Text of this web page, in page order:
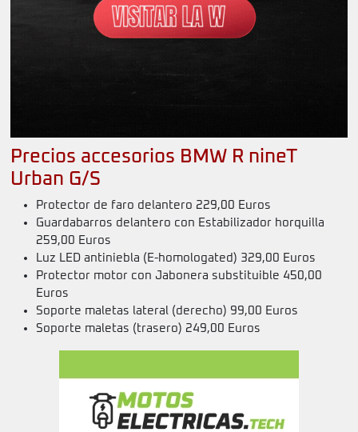
Precios accesorios BMW R nineT
Urban G/S
Protector de faro delantero 229,00 Euros
Guardabarros delantero con Estabilizador horquilla
259,00 Euros
Luz LED antiniebla (E-homologated) 329,00 Euros
Protector motor con Jabonera substituible 450,00
Euros
Soporte maletas lateral (derecho) 99,00 Euros
Soporte maletas (trasero) 249,00 Euros